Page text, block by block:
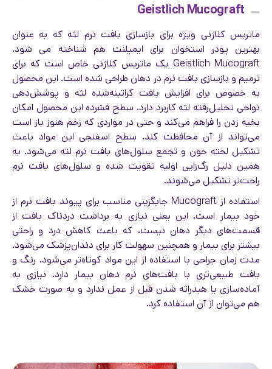
Geistlich Mucograft
ماتریس کلاژنی ویژه برای بازسازی بافت نرم لثه که به عنوان
بهترین پودر استخوان برای ایمپلنت هم شناخته می شود.
Geistlich Mucograft یک ماتریس کلاژنی خاص است که برای
ترمیم و بازسازی بافت نرم در دهان طراحی شده است. این محصول
به خصوص برای افزایش بافت کراتینه‌شده لثه و پوشش‌دهی
نواحی تحلیل‌رفته لثه کاربرد دارد. سطح فشرده این محصول امکان
بخیه زدن را فراهم می‌کند و حتی در مواردی که زخم هنوز باز است
می‌تواند از آن محافظت کند. سطح اسفنجی این مواد باعث
تشکیل لخته خون و تجمع سلول‌های بافت نرم لثه می‌شود. به
همین دلیل رگ‌زایی اولیه تقویت شده و سلول‌های بافت نرم
راحت‌تر تشکیل می‌شوند.
استفاده از Mucograft جایگزینی مناسب برای پیوند بافت نرم از
خود بیمار است. این یعنی نیازی به برداشت دردناک بافت از
قسمت‌های دیگر دهان نیست، که باعث کاهش درد و راحتی
بیشتر برای بیمار و همچنین سهولت کار برای دندان‌پزشک می‌شود.
مدت زمان جراحی با استفاده از این مواد کوتاه‌تر می‌شود. رنگ و
بافت طبیعی‌تری با بافت‌های نرم دهان بیمار دارد. نیازی به
آماده‌سازی یا هیدراته شدن قبل از عمل ندارد و به صورت خشک
هم می‌توان از آن استفاده کرد.